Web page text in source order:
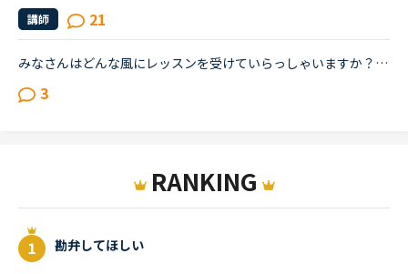
講師 21
みなさんはどんな風にレッスンを受けていらっしゃいますか？今は、フリートークを主に受けていて、たまにデイリーニュースを受けています。「コース・教材診断」を受けると、「カラン」とかになるのですが、お金...
3
RANKING
勘弁してほしい